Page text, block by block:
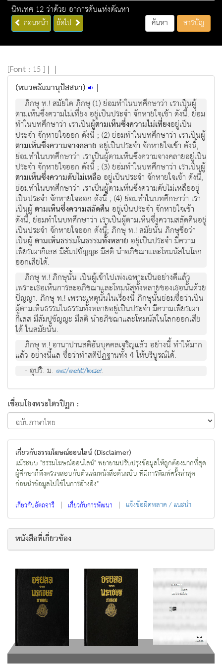
นิทเทศ 12 ว่าด้วย อาการดับแห่งตัณหา
ก่อนหน้า ถัดไป ค้นหา สารบัญ
[Font : 15 ] | |
(หมวดธัมมานุปัสสนา) |
ภิกษุ ท.! สมัยใด ภิกษุ (1) ย่อมทำในบทศึกษาว่า เราเป็นผู้
ตามเห็นซึ่งความไม่เที่ยง อยู่เป็นประจำ จักหายใจเข้า ดังนี้. ย่อม
ทำในบทศึกษาว่า เราเป็นผู้ตามเห็นซึ่งความไม่เที่ยงอยู่เป็น
ประจำ จักหายใจออก ดังนี้ ; (2) ย่อมทำในบทศึกษาว่า เราเป็นผู้
ตามเห็นซึ่งความจางคลาย อยู่เป็นประจำ จักหายใจเข้า ดังนี้,
ย่อมทำในบทศึกษาว่า เราเป็นผู้ตามเห็นซึ่งความจางคลายอยู่เป็น
ประจำ จักหายใจออก ดังนี้ ; (3) ยอ่มทำในบทศึกษาว่า เราเป็นผู้
ตามเห็นซึ่งความดับไม่เหลือ อยู่เป็นประจำ จักหายใจเข้า ดังนี้,
ย่อมทำในบทศึกษาว่า เราเป็นผู้ตามเห็นซึ่งความดับไม่เหลืออยู่
เป็นประจำ จักหายใจออก ดังนี้ ; (4) ย่อมทำในบทศึกษาว่า เรา
เป็นผู้ตามเห็นซึ่งความสลัดคืน อยู่เป็นประจำ จักหายใจเข้า
ดังนี้, ย่อมทำในบทศึกษาว่า เราเป็นผู้ตามเห็นซึ่งความสลัดคืนอยู่
เป็นประจำ จักหายใจออก ดังนี้; ภิกษุ ท.! สมัยนั้น ภิกษุชื่อว่า
เป็นผู้ตามเห็นธรรมในธรรมทั้งหลาย อยู่เป็นประจำ มีความ
เพียรเผากิเลส มีสัมปชัญญะ มีสติ นำอภิชฌาและโทมนัสในโลก
ออกเสียได้.
ภิกษุ ท.! ภิกษุนั้น เป็นผู้เข้าไปเพ่งเฉพาะเป็นอย่างดีแล้ว
เพราะเธอเห็นการละอภิชฌาและโทมนัสทั้งหลายของเธอนั้นด้วย
ปัญญา. ภิกษุ ท.! เพราะเหตุนั้นในเรื่องนี้ ภิกษุนั้นย่อมชื่อว่าเป็น
ผู้ตามเห็นธรรมในธรรมทั้งหลายอยู่เป็นประจำ มีความเพียรเผา
กิเลส มีสัมปชัญญะ มีสติ นำอภิชฌาและโทมนัสในโลกออกเสีย
ได้ ในสมัยนั้น.
ภิกษุ ท.! อานาปานสติอันบุคคลเจริญแล้ว อย่างนี้ ทำให้มาก
แล้ว อย่างนี้แล ชื่อว่าทำสติปัฏฐานทั้ง 4 ให้บริบูรณ์ได้.
- อุปริ. ม.๑๔/๑๙๕/๒๘๙.
เชื่อมโยงพระไตรปิฏก :
เกี่ยวกับธรรมโฆษณ์ออนไลน์ (Disclaimer)
แม้ระบบ "ธรรมโฆษณ์ออนไลน์" พยายามปรับปรุงข้อมูลให้ถูกต้องมากที่สุด
ผู้ศึกษาก็พึงตรวจสอบกับตัวเล่มหนังสือต้นฉบับ ที่มีการพิมพ์ครั้งล่าสุด
ก่อนนำข้อมูลไปใช้ในการอ้างอิง"
เกี่ยวกับอัตถจารี | เกี่ยวกับการพัฒนา | แจ้งข้อผิดพลาด / แนะนำ
หนังสือที่เกี่ยวข้อง